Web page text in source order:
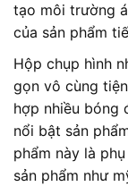
tạo môi trường
của sản phẩm
Hộp chụp hình
gọn vô cùng
hợp nhiều bóng
nổi bật sản
phẩm này là
sản phẩm như